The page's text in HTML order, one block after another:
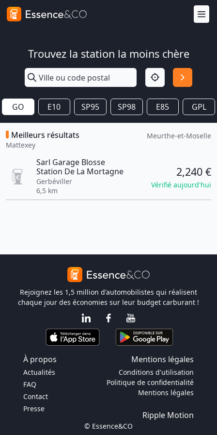
Trouvez la station la moins chère
GO E10 SP95 SP98 E85 GPL
Meilleurs résultats
Mattexey
Meurthe-et-Moselle
Sarl Garage Blosse
Station De La Mortagne
Gerbéviller
6,5 km
2,240 €
Vérifié aujourd'hui
Rejoignez les 1,5 million d'automobilistes qui réalisent
chaque jour des économies sur leur budget carburant !
À propos Mentions légales
Actualités
FAQ
Contact
Presse
Conditions d'utilisation
Politique de confidentialité
Mentions légales
Ripple Motion
© Essence&CO